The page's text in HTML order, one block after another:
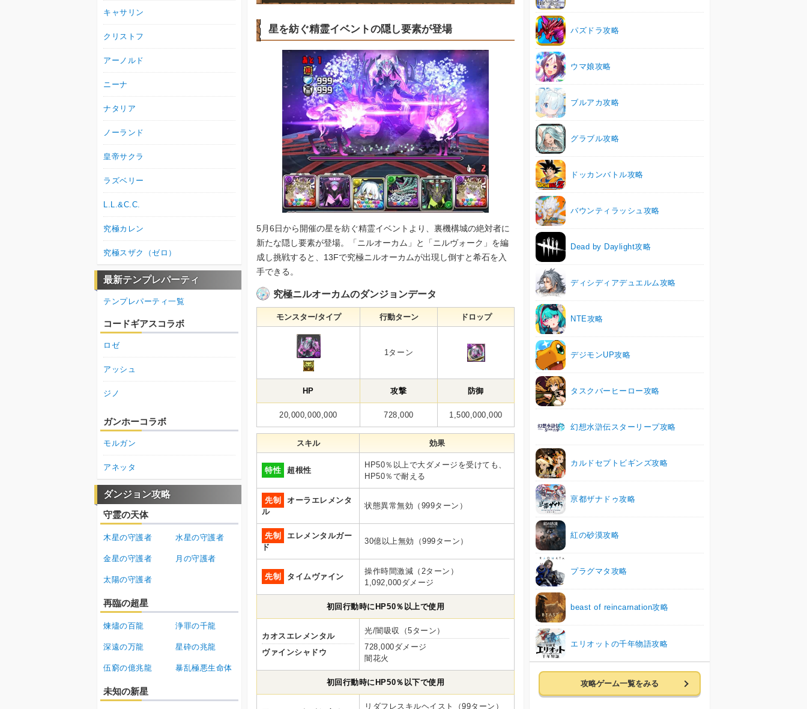
星を紡ぐ精霊イベントの隠し要素が登場
5月6日から開催の星を紡ぐ精霊イベントより、裏機構城の絶対者に
新たな隠し要素が登場。「ニルオーカム」と「ニルヴォーク」を編
成し挑戦すると、13Fで究極ニルオーカムが出現し倒すと希石を入
手できる。
究極ニルオーカムのダンジョンデータ
モンスター/タイプ 行動ターン ドロップ
1ターン
HP 攻撃 防御
20,000,000,000 728,000 1,500,000,000
スキル 効果
特性 超根性
HP50％以上で大ダメージを受けても、
HP50％で耐える
先制
オーラエレメンタ
ル
状態異常無効（999ターン）
先制
エレメンタルガー
ド
30億以上無効（999ターン）
先制 タイムヴァイン
操作時間激減（2ターン）
1,092,000ダメージ
初回行動時にHP50％以上で使用
カオスエレメンタル
ヴァインシャドウ
光/闇吸収（5ターン）
728,000ダメージ
闇花火
初回行動時にHP50％以下で使用
リダフレスキルヘイスト（99ターン）
パズドラ攻略
ウマ娘攻略
ブルアカ攻略
グラブル攻略
ドッカンバトル攻略
バウンティラッシュ攻略
Dead by Daylight攻略
ディシディアデュエルム攻略
NTE攻略
デジモンUP攻略
タスクバーヒーロー攻略
幻想水滸伝スターリープ攻略
カルドセプトビギンズ攻略
亰都ザナドゥ攻略
紅の砂漠攻略
プラグマタ攻略
beast of reincarnation攻略
エリオットの千年物語攻略
攻略ゲーム一覧をみる
キャサリン
クリストフ
アーノルド
ニーナ
ナタリア
ノーランド
皇帝サクラ
ラズベリー
L.L.&C.C.
究極カレン
究極スザク（ゼロ）
最新テンプレパーティ
テンプレパーティ一覧
コードギアスコラボ
ロゼ
アッシュ
ジノ
ガンホーコラボ
モルガン
アネッタ
ダンジョン攻略
守霊の天体
木星の守護者 水星の守護者
金星の守護者 月の守護者
太陽の守護者
再臨の超星
煉燼の百龍 浄罪の千龍
深遠の万龍 星砕の兆龍
伍窮の億兆龍 暴乱極悪生命体
未知の新星